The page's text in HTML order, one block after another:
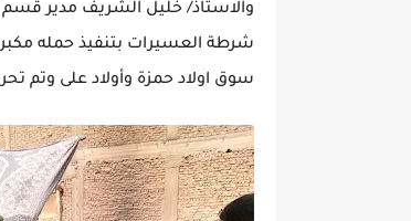
والاستاذ/ خليل الشريف مدير قسم
شرطة العسيرات بتنفيذ حمله
سوق اولاد حمزة وأولاد على وتم